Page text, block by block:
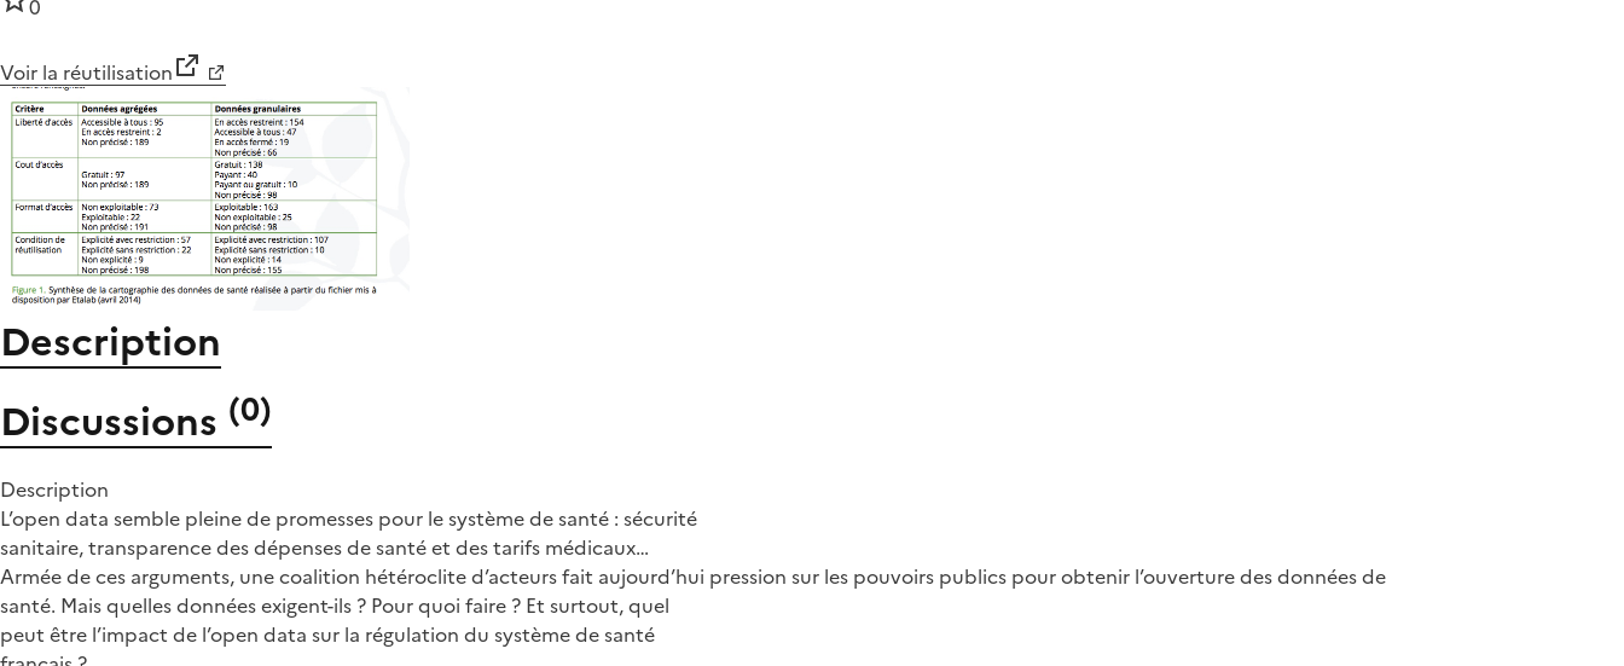
0
Voir la réutilisation
Description
Discussions (0)
Description
L’open data semble pleine de promesses pour le système de santé : sécurité
sanitaire, transparence des dépenses de santé et des tarifs médicaux…
Armée de ces arguments, une coalition hétéroclite d’acteurs fait aujourd’hui pression sur les pouvoirs publics pour obtenir l’ouverture des données de
santé. Mais quelles données exigent-ils ? Pour quoi faire ? Et surtout, quel
peut être l’impact de l’open data sur la régulation du système de santé